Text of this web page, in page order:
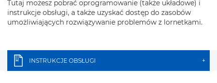
Tutaj możesz pobrać oprogramowanie (także układowe) i
instrukcje obsługi, a także uzyskać dostęp do zasobów
umożliwiających rozwiązywanie problemów z lornetkami.
INSTRUKCJE OBSŁUGI +